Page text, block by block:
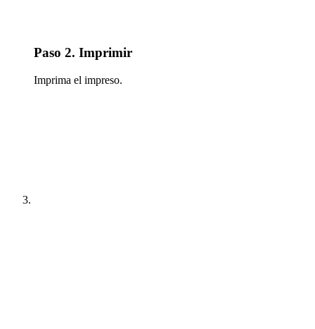
Paso 2. Imprimir
Imprima el impreso.